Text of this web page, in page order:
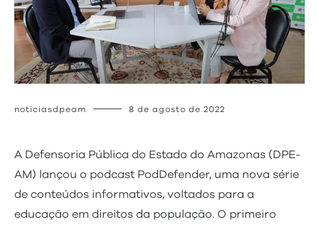
noticiasdpeam 8 de agosto de 2022
A Defensoria Pública do Estado do Amazonas (DPE-
AM) lançou o podcast PodDefender, uma nova série
de conteúdos informativos, voltados para a
educação em direitos da população. O primeiro